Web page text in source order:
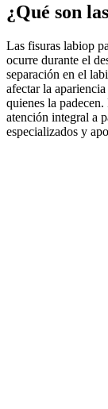
¿Qué son
Las fisuras labiop
ocurre durante el
separación en el
afectar la
quienes la
atención integral a
especializados y